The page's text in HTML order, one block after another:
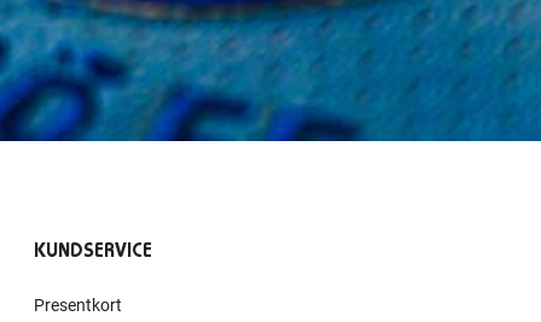
KUNDSERVICE
Presentkort